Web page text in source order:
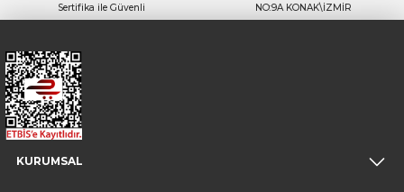
Sertifika ile Güvenli
NO:9A KONAK\İZMİR
KURUMSAL